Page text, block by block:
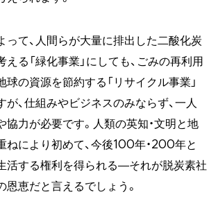
って、人間らが大量に排出した二酸化炭
る「緑化事業」にしても、ごみの再利用
球の資源を節約する「リサイクル事業」
、仕組みやビジネスのみならず、一人
協力が必要です。人類の英知・文明と地
ねにより初めて、今後100年・200年と
活する権利を得られる―それが脱炭素社
恩恵だと言えるでしょう。